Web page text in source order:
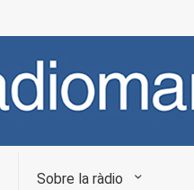
Sobre la ràdio